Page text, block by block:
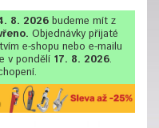
8. 2026 budeme mít z
Objednávky přijaté
e-shopu nebo e-mailu
v pondělí 17. 8. 2026.